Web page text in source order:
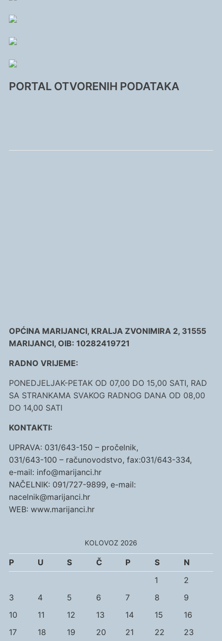
PORTAL OTVORENIH PODATAKA
OPĆINA MARIJANCI, KRALJA ZVONIMIRA 2, 31555
MARIJANCI, OIB: 10282419721
RADNO VRIJEME:
PONEDJELJAK-PETAK OD 07,00 DO 15,00 SATI, RAD
SA STRANKAMA SVAKOG RADNOG DANA OD 08,00
DO 14,00 SATI
KONTAKTI:
UPRAVA: 031/643-150 – pročelnik,
031/643-100 – računovodstvo, fax:031/643-334,
e-mail: info@marijanci.hr
NAČELNIK: 091/727-9899, e-mail:
nacelnik@marijanci.hr
WEB: www.marijanci.hr
KOLOVOZ 2026
P U S Č P S
N
1
2
3
4 5 6 7 8
9
10
11 12 13 14 15
16
17
18 19 20 21 22 23